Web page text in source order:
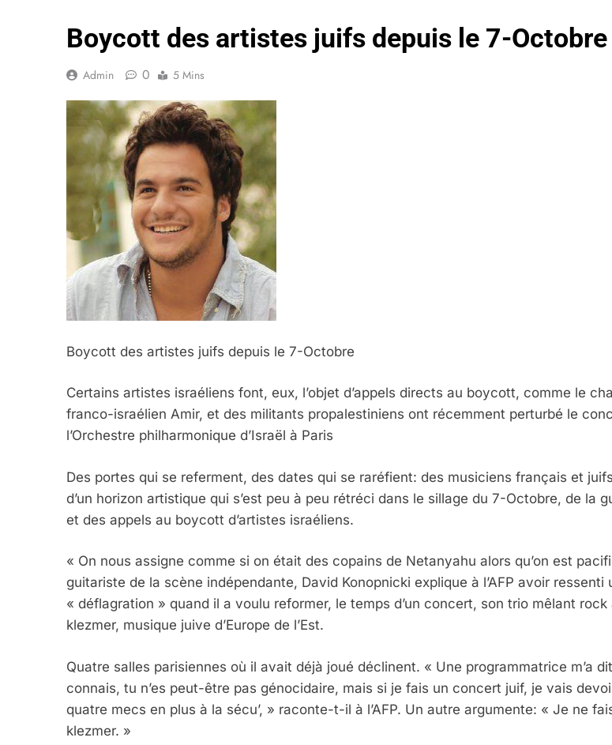
Boycott des artistes juifs depuis le 7-Octobre
Admin 0 5 Mins
Boycott des artistes juifs depuis le 7-Octobre
Certains artistes israéliens font, eux, l’objet d’appels directs au boycott, comme le
franco-israélien Amir, et des militants propalestiniens ont récemment perturbé le
l’Orchestre philharmonique d’Israël à Paris
Des portes qui se referment, des dates qui se raréfient: des musiciens français et
d’un horizon artistique qui s’est peu à peu rétréci dans le sillage du 7-Octobre, de la
et des appels au boycott d’artistes israéliens.
« On nous assigne comme si on était des copains de Netanyahu alors qu’on est
guitariste de la scène indépendante, David Konopnicki explique à l’AFP avoir ressenti
« déflagration » quand il a voulu reformer, le temps d’un concert, son trio mêlant
klezmer, musique juive d’Europe de l’Est.
Quatre salles parisiennes où il avait déjà joué déclinent. « Une programmatrice m’a
connais, tu n’es peut-être pas génocidaire, mais si je fais un concert juif, je vais
quatre mecs en plus à la sécu’, » raconte-t-il à l’AFP. Un autre argumente: « Je ne
klezmer. »